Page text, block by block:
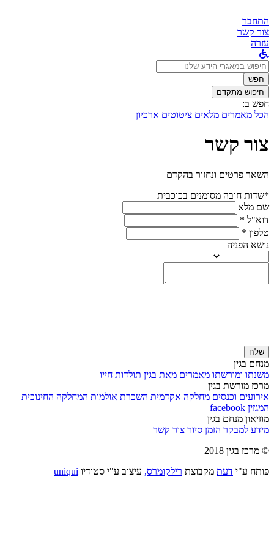
התחבר
צור קשר
עזרה
לחפש
ב:חפש
חיפוש מתקדם
חפש ב:
הכל מאמרים מלאים ציטוטים ארכיון
צור קשר
השאר פרטים ונחזור בהקדם
*שדות חובה מסומנים בכוכבית
שם מלא
דוא"ל *
טלפון *
נושא הפניה
שלח
מנחם בגין
משנתו ומורשתו מאמרים מאת בגין תולדות חייו
מרכז מורשת בגין
אירועים וכנסים מחלקה אקדמית השכרת אולמות המחלקה החינוכית
המגזין facebook
מוזיאון מנחם בגין
מידע למבקר הזמן סיור צור קשר
© מרכז בגין 2018
פותח ע"י דעת מקבוצת רילקומרס, עיצוב ע"י סטודיו uniqui